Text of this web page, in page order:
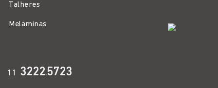
Talheres
Melaminas
11 3222.5723